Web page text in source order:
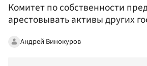
Комитет по собственности
арестовывать активы других
Андрей Винокуров